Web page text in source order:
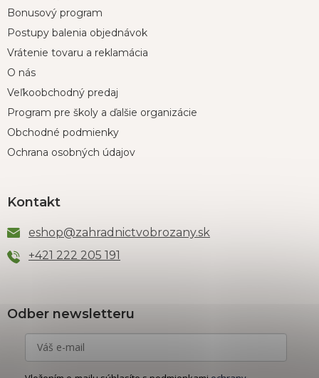
Bonusový program
Postupy balenia objednávok
Vrátenie tovaru a reklamácia
O nás
Veľkoobchodný predaj
Program pre školy a ďalšie organizácie
Obchodné podmienky
Ochrana osobných údajov
Kontakt
eshop@zahradnictvobrozany.sk
+421 222 205 191
Odber newsletteru